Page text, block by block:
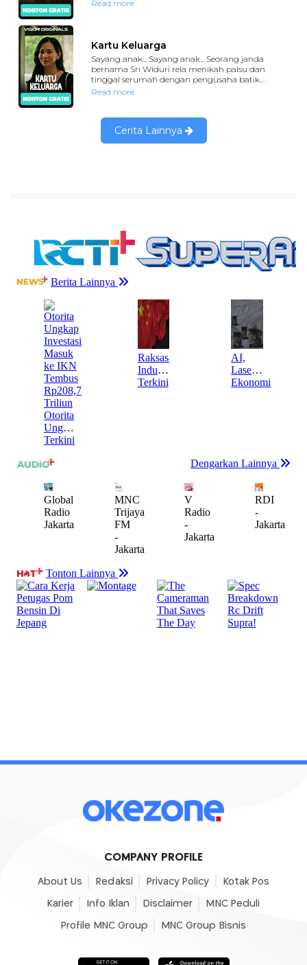
COMPANY PROFILE
About Us Redaksi Privacy Policy Kotak Pos
Karier Info Iklan Disclaimer MNC Peduli
Profile MNC Group MNC Group Bisnis